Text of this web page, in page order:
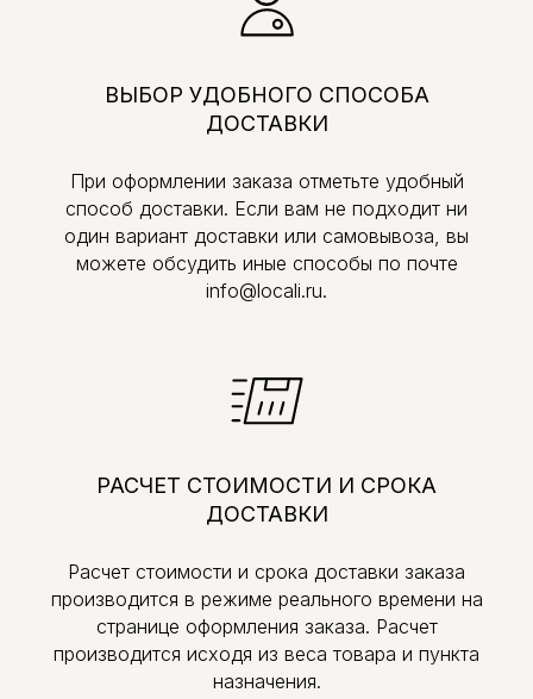
ВЫБОР УДОБНОГО СПОСОБА
ДОСТАВКИ
При оформлении заказа отметьте удобный
способ доставки. Если вам не подходит ни
один вариант доставки или самовывоза, вы
можете обсудить иные способы по почте
info@locali.ru.
РАСЧЕТ СТОИМОСТИ И СРОКА
ДОСТАВКИ
Расчет стоимости и срока доставки заказа
производится в режиме реального времени на
странице оформления заказа. Расчет
производится исходя из веса товара и пункта
назначения.